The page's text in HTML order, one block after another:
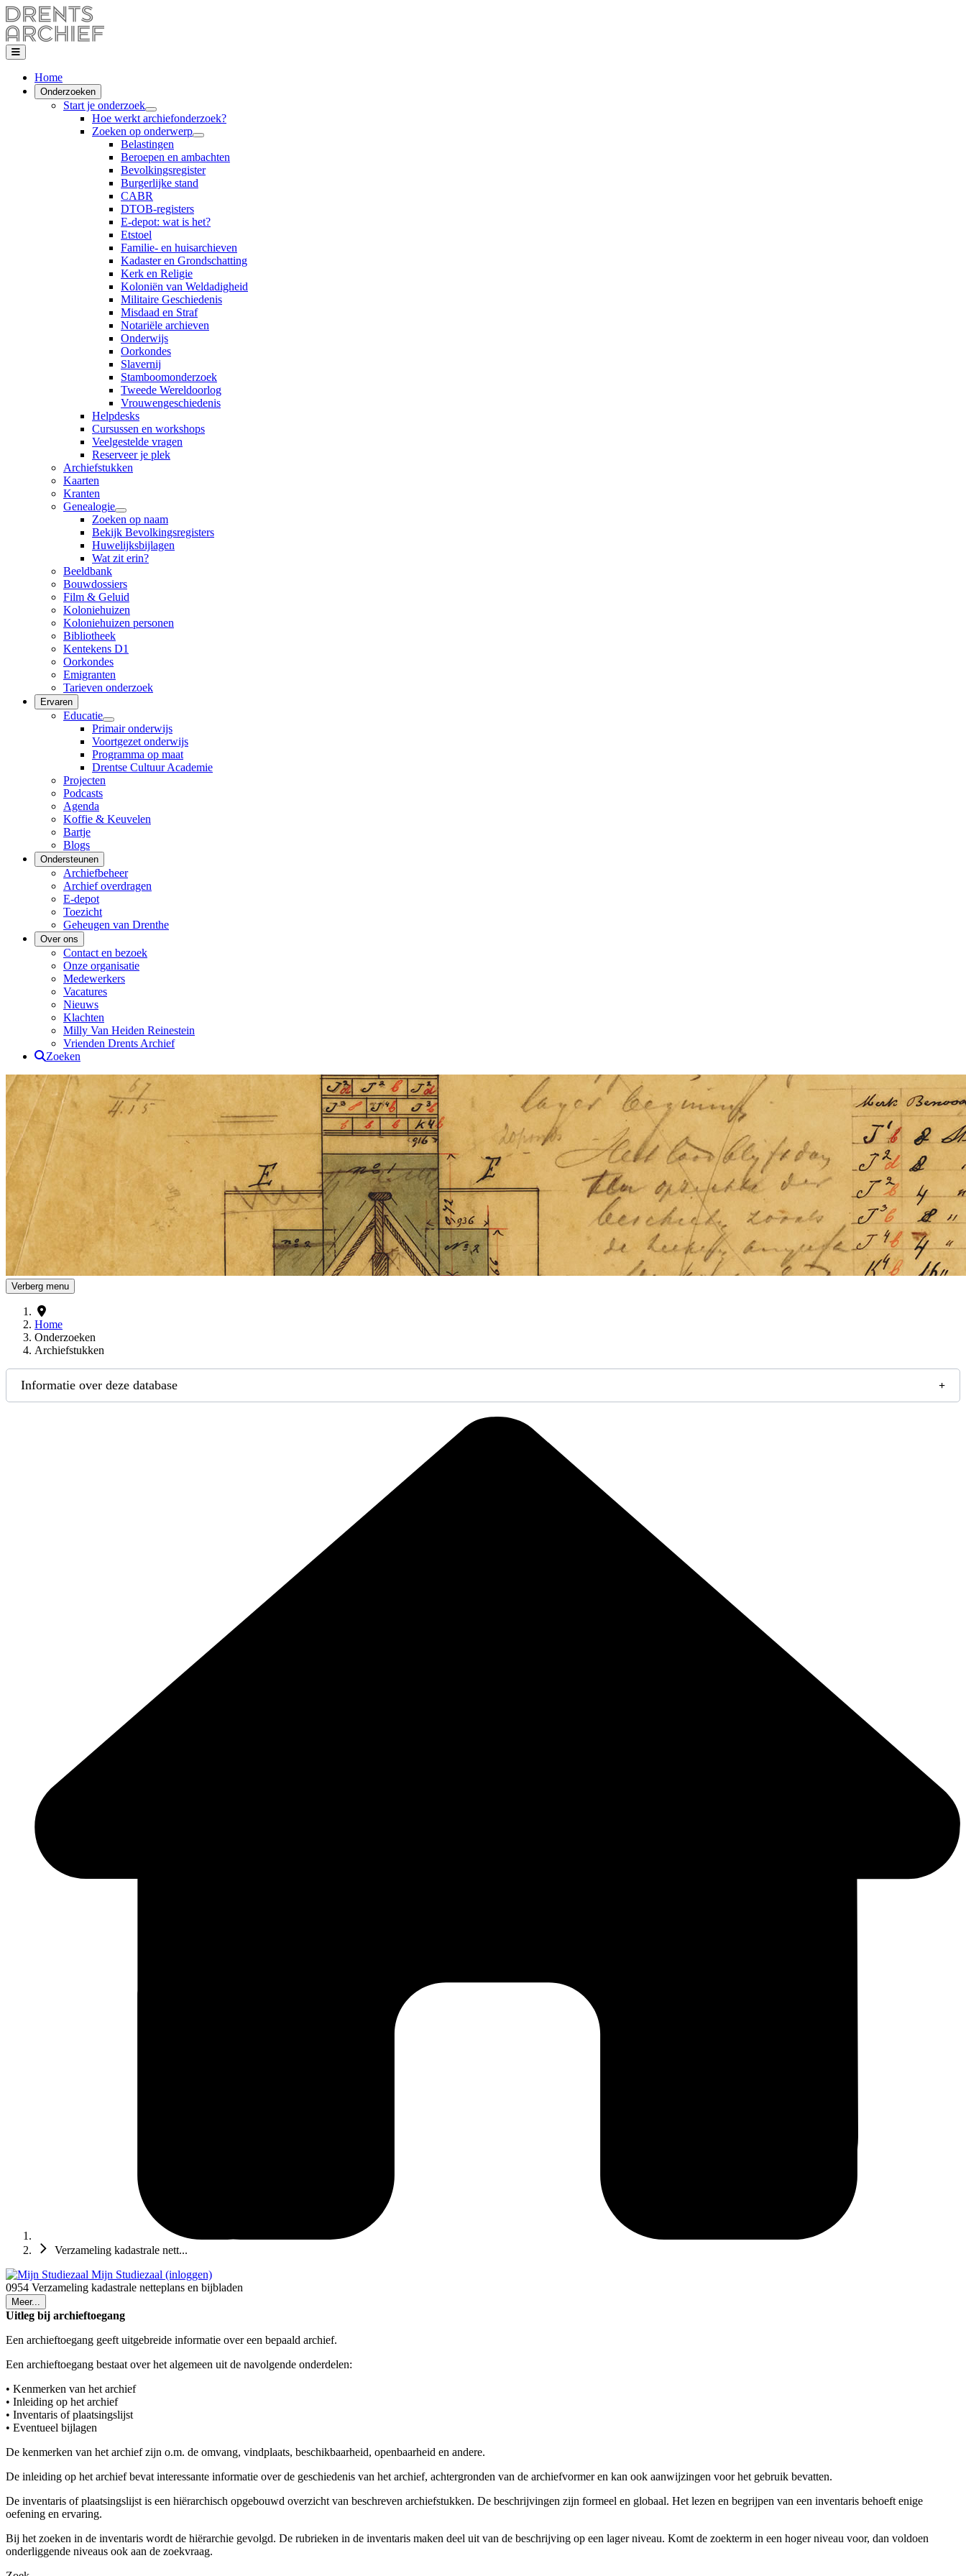
Home
Onderzoeken
Start je onderzoek
Hoe werkt archiefonderzoek?
Zoeken op onderwerp
Belastingen
Beroepen en ambachten
Bevolkingsregister
Burgerlijke stand
CABR
DTOB-registers
E-depot: wat is het?
Etstoel
Familie- en huisarchieven
Kadaster en Grondschatting
Kerk en Religie
Koloniën van Weldadigheid
Militaire Geschiedenis
Misdaad en Straf
Notariële archieven
Onderwijs
Oorkondes
Slavernij
Stamboomonderzoek
Tweede Wereldoorlog
Vrouwengeschiedenis
Helpdesks
Cursussen en workshops
Veelgestelde vragen
Reserveer je plek
Archiefstukken
Kaarten
Kranten
Genealogie
Zoeken op naam
Bekijk Bevolkingsregisters
Huwelijksbijlagen
Wat zit erin?
Beeldbank
Bouwdossiers
Film & Geluid
Koloniehuizen
Koloniehuizen personen
Bibliotheek
Kentekens D1
Oorkondes
Emigranten
Tarieven onderzoek
Ervaren
Educatie
Primair onderwijs
Voortgezet onderwijs
Programma op maat
Drentse Cultuur Academie
Projecten
Podcasts
Agenda
Koffie & Keuvelen
Bartje
Blogs
Ondersteunen
Archiefbeheer
Archief overdragen
E-depot
Toezicht
Geheugen van Drenthe
Over ons
Contact en bezoek
Onze organisatie
Medewerkers
Vacatures
Nieuws
Klachten
Milly Van Heiden Reinestein
Vrienden Drents Archief
Zoeken
Drents Archief
Verberg menu
Home
Onderzoeken
Archiefstukken
Informatie over deze database
Verzameling kadastrale nett...
Mijn Studiezaal (inloggen)
0954 Verzameling kadastrale netteplans en bijbladen
Meer...
Uitleg bij archieftoegang
Een archieftoegang geeft uitgebreide informatie over een bepaald archief.
Een archieftoegang bestaat over het algemeen uit de navolgende onderdelen:
• Kenmerken van het archief
• Inleiding op het archief
• Inventaris of plaatsingslijst
• Eventueel bijlagen
De kenmerken van het archief zijn o.m. de omvang, vindplaats, beschikbaarheid, openbaarheid en andere.
De inleiding op het archief bevat interessante informatie over de geschiedenis van het archief, achtergronden van de archiefvormer en kan ook aanwijzingen voor het gebruik bevatten.
De inventaris of plaatsingslijst is een hiërarchisch opgebouwd overzicht van beschreven archiefstukken. De beschrijvingen zijn formeel en globaal. Het lezen en begrijpen van een inventaris behoeft enige
oefening en ervaring.
Bij het zoeken in de inventaris wordt de hiërarchie gevolgd. De rubrieken in de inventaris maken deel uit van de beschrijving op een lager niveau. Komt de zoekterm in een hoger niveau voor, dan voldoen
onderliggende niveaus ook aan de zoekvraag.